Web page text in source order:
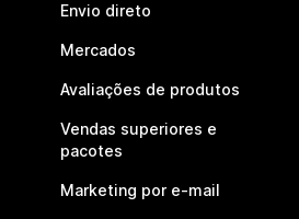
Envio direto
Mercados
Avaliações de produtos
Vendas superiores e
pacotes
Marketing por e-mail